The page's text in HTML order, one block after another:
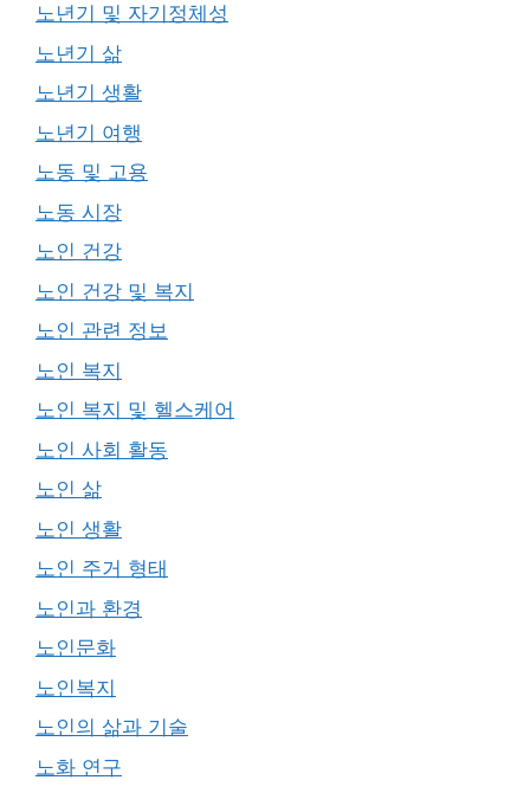
노년기 및 자기정체성
노년기 삶
노년기 생활
노년기 여행
노동 및 고용
노동 시장
노인 건강
노인 건강 및 복지
노인 관련 정보
노인 복지
노인 복지 및 헬스케어
노인 사회 활동
노인 삶
노인 생활
노인 주거 형태
노인과 환경
노인문화
노인복지
노인의 삶과 기술
노화 연구